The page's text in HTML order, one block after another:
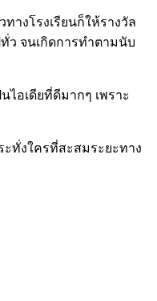
างโรงเรียนก็ให้รางวัล
ว จนเกิดการทำตามนับ
ไอเดียที่ดีมากๆ เพราะ
ะทั่งใครที่สะสมระยะทาง